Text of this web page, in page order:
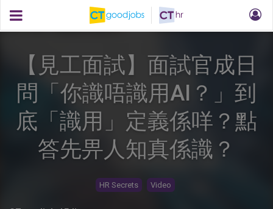
【見工面試】面試官成日
問「你識唔識用AI？」到
底「識用」定義係咩？點
答先畀人知真係識？
HR Secrets Video